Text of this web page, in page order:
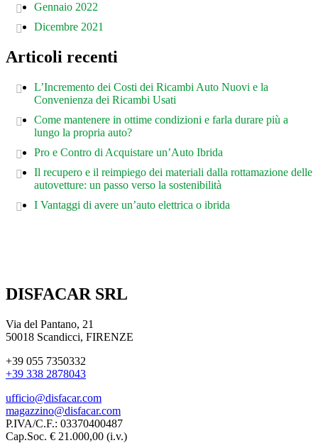
Gennaio 2022
Dicembre 2021
Articoli recenti
L’Incremento dei Costi dei Ricambi Auto Nuovi e la
Convenienza dei Ricambi Usati
Come mantenere in ottime condizioni e farla durare più a
lungo la propria auto?
Pro e Contro di Acquistare un’Auto Ibrida
Il recupero e il reimpiego dei materiali dalla rottamazione delle
autovetture: un passo verso la sostenibilità
I Vantaggi di avere un’auto elettrica o ibrida
DISFACAR SRL
Via del Pantano, 21
50018 Scandicci, FIRENZE
+39 055 7350332
+39 338 2878043
ufficio@disfacar.com
magazzino@disfacar.com
P.IVA/C.F.: 03370400487
Cap.Soc. € 21.000,00 (i.v.)